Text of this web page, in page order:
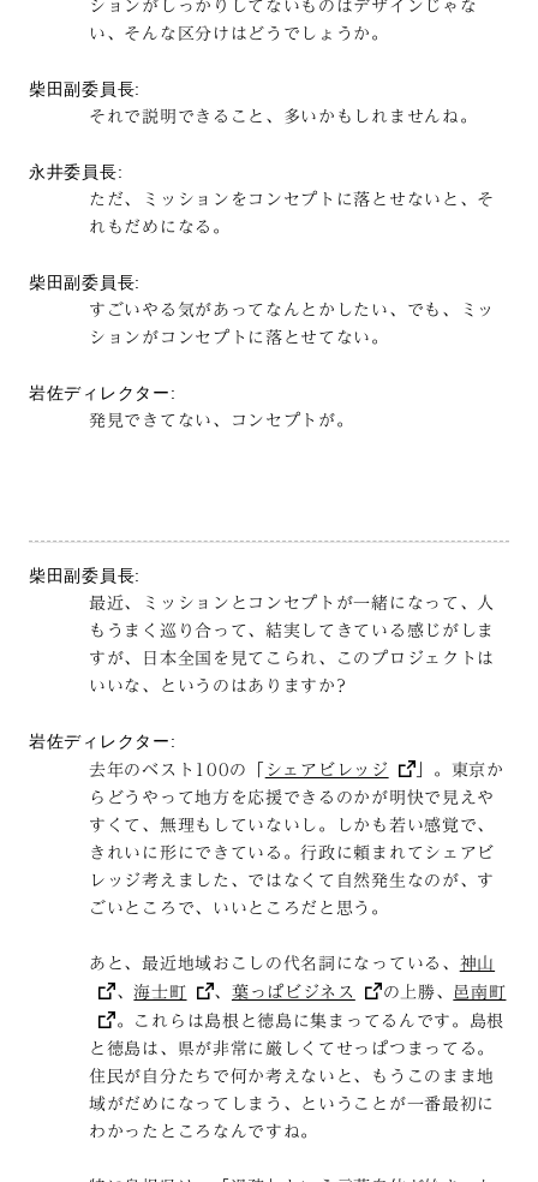
ションがしっかりしてないものはデザインじゃな
い、そんな区分けはどうでしょうか。
柴田副委員長:
それで説明できること、多いかもしれませんね。
永井委員長:
ただ、ミッションをコンセプトに落とせないと、そ
れもだめになる。
柴田副委員長:
すごいやる気があってなんとかしたい、でも、ミッ
ションがコンセプトに落とせてない。
岩佐ディレクター:
発見できてない、コンセプトが。
柴田副委員長:
最近、ミッションとコンセプトが一緒になって、人
もうまく巡り合って、結実してきている感じがしま
すが、日本全国を見てこられ、このプロジェクトは
いいな、というのはありますか?
岩佐ディレクター:
去年のベスト100の「 シェアビレッジ
」。東京か
らどうやって地方を応援できるのかが明快で見えや
すくて、無理もしていないし。しかも若い感覚で、
きれいに形にできている。行政に頼まれてシェアビ
レッジ考えました、ではなくて自然発生なのが、す
ごいところで、いいところだと思う。
あと、最近地域おこしの代名詞になっている、 神山
、海士町 、 葉っぱビジネス の上勝、
邑南町
。これらは島根と徳島に集まってるんです。島根
と徳島は、県が非常に厳しくてせっぱつまってる。
住民が自分たちで何か考えないと、もうこのまま地
域がだめになってしまう、ということが一番最初に
わかったところなんですね。